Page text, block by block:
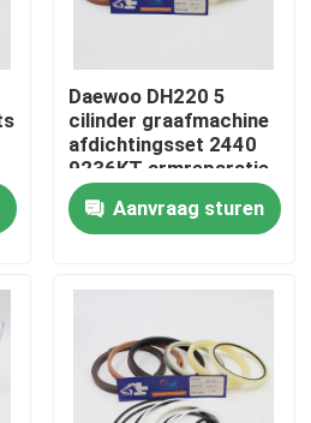
Daewoo DH220 5
cilinder graafmachine
afdichtingsset 2440
9236KT armreparatie
Aanvraag sturen